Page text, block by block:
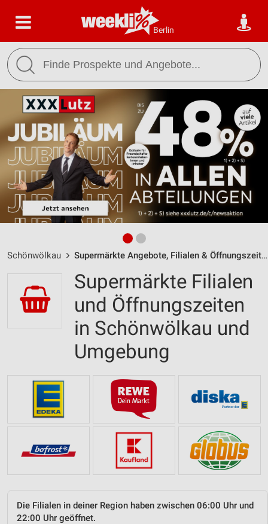
Berlin
Schönwölkau Supermärkte Angebote, Filialen & Öffnungszeiten
Supermärkte Filialen
und Öffnungszeiten
in Schönwölkau und
Umgebung
Die Filialen in deiner Region haben zwischen 06:00 Uhr und
22:00 Uhr geöffnet.